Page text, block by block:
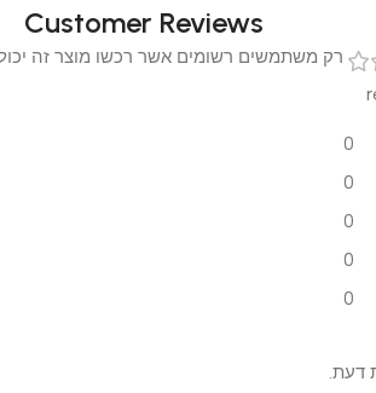
Customer Reviews
רק משתמשים רשומים אשר רכשו מוצר זה יכולים